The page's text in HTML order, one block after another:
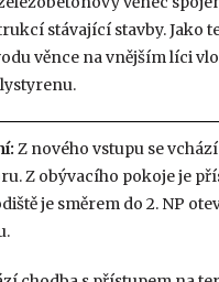
stávající stavby. Jako
věnce na vnějším líci
Z nového vstupu se
Z obývacího pokoje je
je směrem do 2. NP